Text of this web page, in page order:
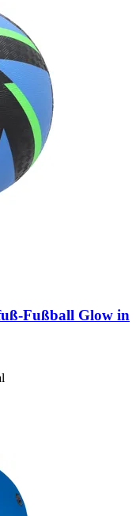
​Fußball Glow in